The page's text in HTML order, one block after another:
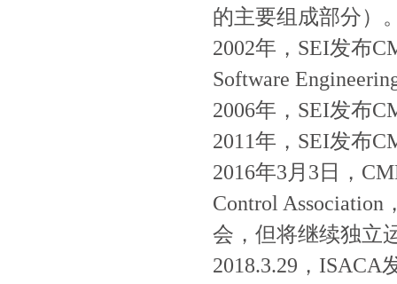
的主要组成部分）
2002年，SEI发布
Software
2006年，SEI发布
2011年，SEI发布
2016年3月3日，
Control
会，但将继续独立
2018.3.29，